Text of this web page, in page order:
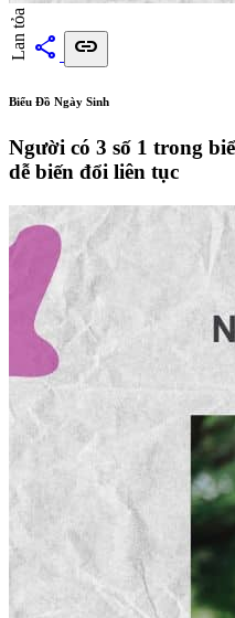
Lan tỏa share link
Biểu Đồ Ngày Sinh
Người có 3 số 1 trong
dễ biến đổi liên tục